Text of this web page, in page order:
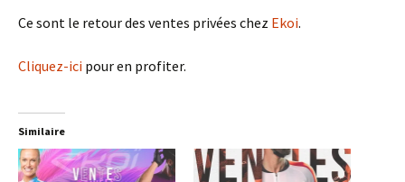
Ce sont le retour des ventes privées chez Ekoi.
Cliquez-ici pour en profiter.
Similaire